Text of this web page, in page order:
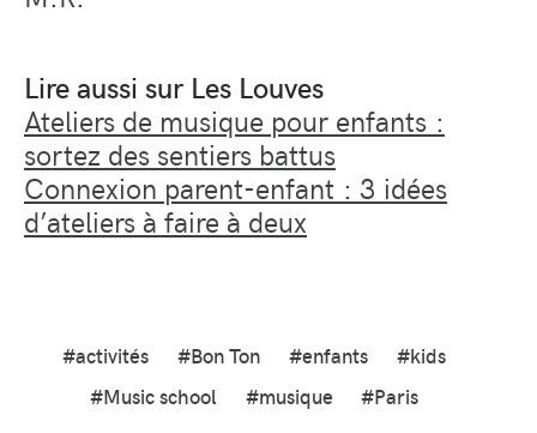
Lire aussi sur Les Louves
Ateliers de musique pour enfants :
sortez des sentiers battus
Connexion parent-enfant : 3 idées
d’ateliers à faire à deux
#activités #Bon Ton #enfants
#kids
#Music school
#musique #Paris